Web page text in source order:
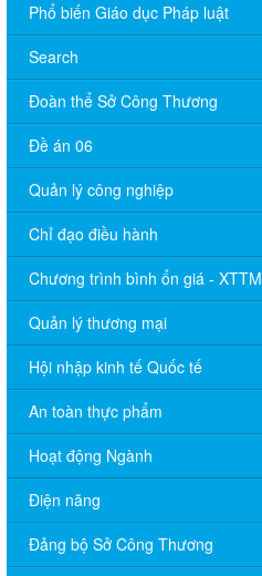
Phổ biến Giáo dục Pháp luật
Search
Đoàn thể Sở Công Thương
Đề án 06
Quản lý công nghiệp
Chỉ đạo điều hành
Chương trình bình ổn giá - XTTM
Quản lý thương mại
Hội nhập kinh tế Quốc tế
An toàn thực phẩm
Hoạt động Ngành
Điện năng
Đảng bộ Sở Công Thương